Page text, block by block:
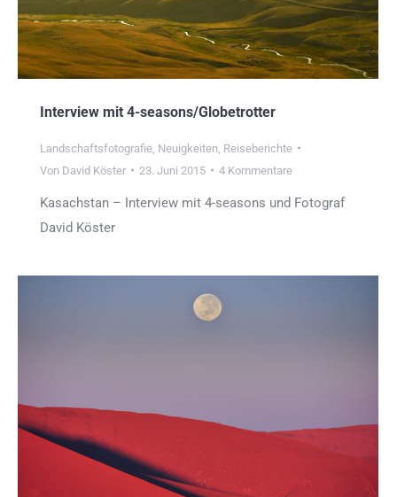
Interview mit 4-seasons/Globetrotter
Landschaftsfotografie Neuigkeiten Reiseberichte
Von David Köster 23. Juni 2015 4 Kommentare
Kasachstan – Interview mit 4-seasons und Fotograf
David Köster